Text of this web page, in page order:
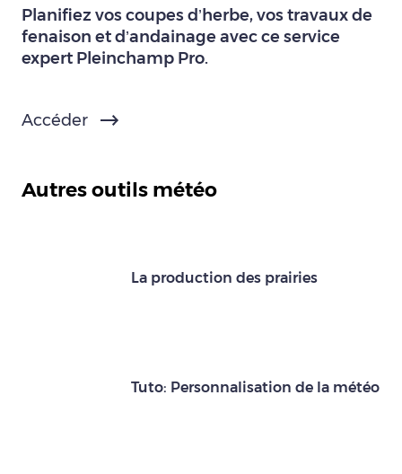
Planifiez vos coupes d’herbe, vos travaux de
fenaison et d’andainage avec ce service
expert Pleinchamp Pro.
Accéder
Autres outils météo
La production des prairies
Tuto: Personnalisation de la météo